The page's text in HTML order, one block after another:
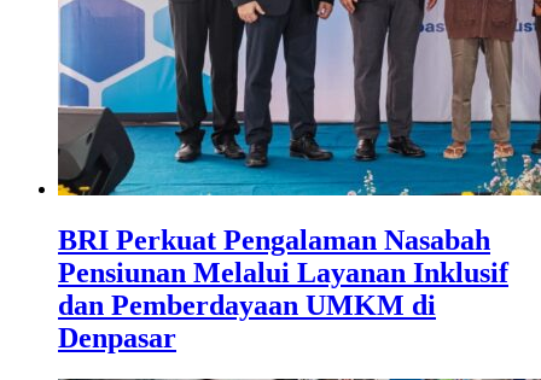
BRI Perkuat Pengalaman Nasabah
Pensiunan Melalui Layanan Inklusif
dan Pemberdayaan UMKM di
Denpasar